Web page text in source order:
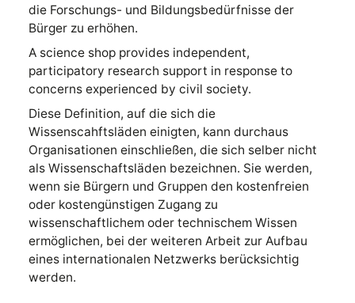
die Forschungs- und Bildungsbedürfnisse der
Bürger zu erhöhen.
A science shop provides independent,
participatory research support in response to
concerns experienced by civil society.
Diese Definition, auf die sich die
Wissenscahftsläden einigten, kann durchaus
Organisationen einschließen, die sich selber nicht
als Wissenschaftsläden bezeichnen. Sie werden,
wenn sie Bürgern und Gruppen den kostenfreien
oder kostengünstigen Zugang zu
wissenschaftlichem oder technischem Wissen
ermöglichen, bei der weiteren Arbeit zur Aufbau
eines internationalen Netzwerks berücksichtig
werden.